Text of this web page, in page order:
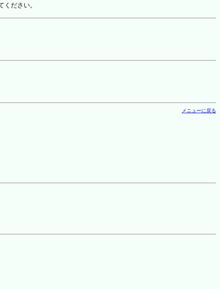
ださい。
メニューに戻る